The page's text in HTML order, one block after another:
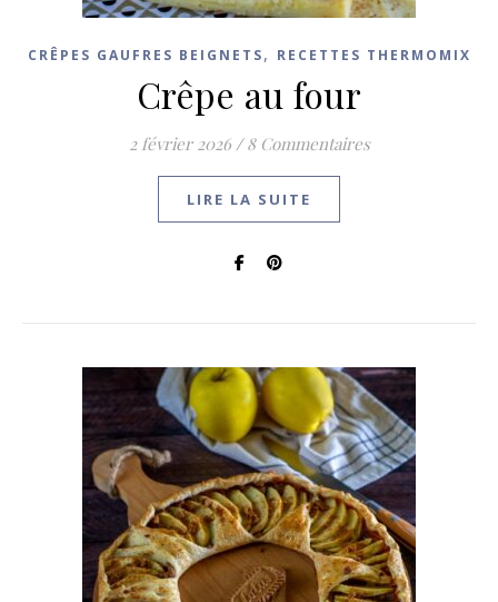
CRÊPES GAUFRES BEIGNETS, RECETTES THERMOMIX
Crêpe au four
2 février 2026 / 8 Commentaires
LIRE LA SUITE